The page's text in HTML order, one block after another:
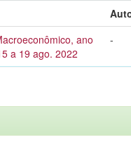
ano
a 19 ago. 2022
-